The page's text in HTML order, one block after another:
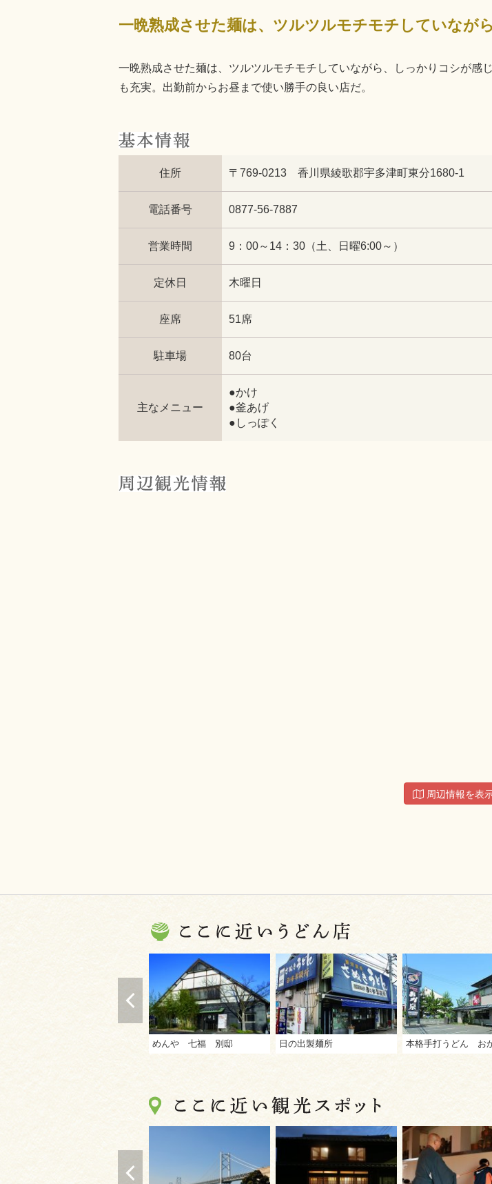
一晩熟成させた麺は、ツルツルモチモチしていながら、しっかりコシが感
も充実。出勤前からお昼まで使い勝手の良い店だ。
住所 〒769-0213 香川県綾歌郡宇多津町東分1680-1
電話番号 0877-56-7887
営業時間 9：00～14：30（土、日曜6:00～）
定休日 木曜日
座席 51席
駐車場 80台
主なメニュー
●かけ
●釜あげ
●しっぽく
周辺情報を表
めんや 七福 別邸 日の出製麺所 本格手打うどん お